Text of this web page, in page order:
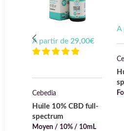
A partir de 29,00€
Cebedia
Huile 10% CBD full-
spectrum
Moyen / 10% / 10mL
A